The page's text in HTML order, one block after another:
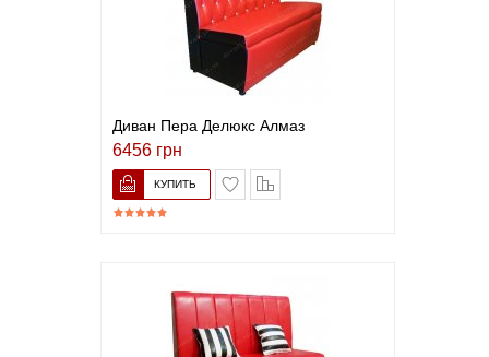
Диван Пера Делюкс Алмаз
6456 грн
В список желаний